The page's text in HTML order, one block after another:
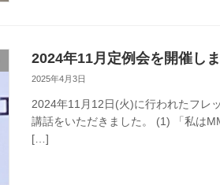
2024年11月定例会を開催し
2025年4月3日
2024年11月12日(火)に行われたフレ
講話をいただきました。 (1) 「私は
[…]